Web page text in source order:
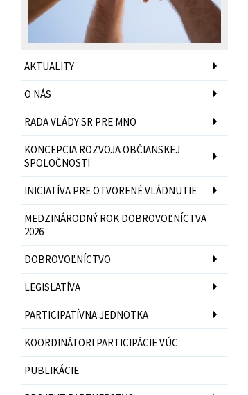
AKTUALITY
O NÁS
RADA VLÁDY SR PRE MNO
KONCEPCIA ROZVOJA OBČIANSKEJ
SPOLOČNOSTI
INICIATÍVA PRE OTVORENÉ VLÁDNUTIE
MEDZINÁRODNÝ ROK DOBROVOĽNÍCTVA
2026
DOBROVOĽNÍCTVO
LEGISLATÍVA
PARTICIPATÍVNA JEDNOTKA
KOORDINÁTORI PARTICIPÁCIE VÚC
PUBLIKÁCIE